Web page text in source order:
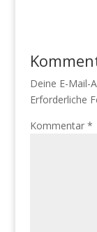
Deine E-Mail-
Erforderliche
Kommentar *